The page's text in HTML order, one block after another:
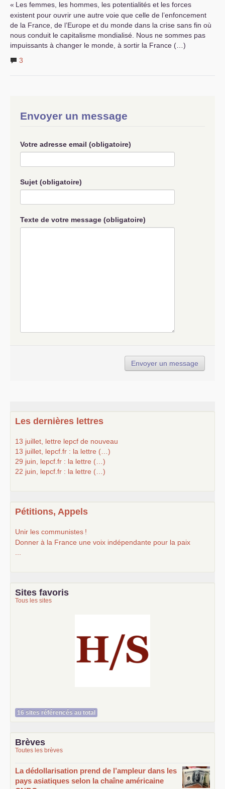
« Les femmes, les hommes, les potentialités et les forces
existent pour ouvrir une autre voie que celle de l’enfoncement
de la France, de l’Europe et du monde dans la crise sans fin où
nous conduit le capitalisme mondialisé. Nous ne sommes pas
impuissants à changer le monde, à sortir la France (…)
3
Envoyer un message
Votre adresse email (obligatoire)
Sujet (obligatoire)
Texte de votre message (obligatoire)
Les dernières lettres
13 juillet, lettre lepcf de nouveau
13 juillet, lepcf.fr : la lettre (…)
29 juin, lepcf.fr : la lettre (…)
22 juin, lepcf.fr : la lettre (…)
Pétitions, Appels
Unir les communistes !
Donner à la France une voix indépendante pour la paix
Sites favoris
Tous les sites
16 sites référencés au total
Brèves
Toutes les brèves
La dédollarisation prend de l’ampleur dans les
pays asiatiques selon la chaîne américaine